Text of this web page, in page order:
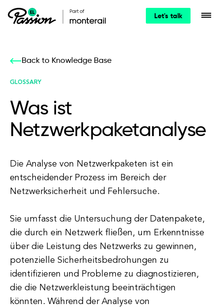
Let's talk
Back to Knowledge Base
GLOSSARY
Was ist
Netzwerkpaketanalyse
Die Analyse von Netzwerkpaketen ist ein
entscheidender Prozess im Bereich der
Netzwerksicherheit und Fehlersuche.
Sie umfasst die Untersuchung der Datenpakete,
die durch ein Netzwerk fließen, um Erkenntnisse
über die Leistung des Netzwerks zu gewinnen,
potenzielle Sicherheitsbedrohungen zu
identifizieren und Probleme zu diagnostizieren,
die die Netzwerkleistung beeinträchtigen
könnten. Während der Analyse von